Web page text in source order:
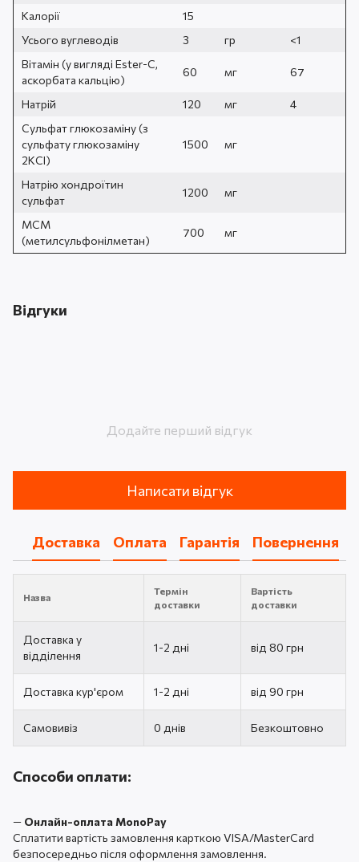
Калорії
15
Усього вуглеводів
3 гр
<1
Вітамін (у вигляді Ester-C,
аскорбата кальцію)
60 мг 67
Натрій 120 мг
4
Сульфат глюкозаміну (з
сульфату глюкозаміну
2KCI)
1500 мг
Натрію хондроїтин
сульфат
1200 мг
МСМ
(метилсульфонілметан)
700 мг
Відгуки
Додайте перший відгук
Написати відгук
Доставка Оплата Гарантія Повернення
Назва
Термін
доставки
Вартість
доставки
Доставка у
відділення
1-2 дні від 80 грн
Доставка кур'єром 1-2 дні від 90 грн
Самовивіз 0 днів Безкоштовно
Способи оплати:
— Онлайн-оплата MonoPay
Сплатити вартість замовлення карткою VISA/MasterCard
безпосередньо після оформлення замовлення.